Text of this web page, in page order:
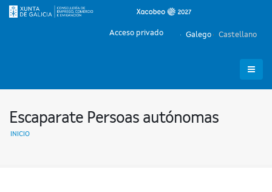
Galego Castellano
Acceso privado
Escaparate Persoas autónomas
INICIO